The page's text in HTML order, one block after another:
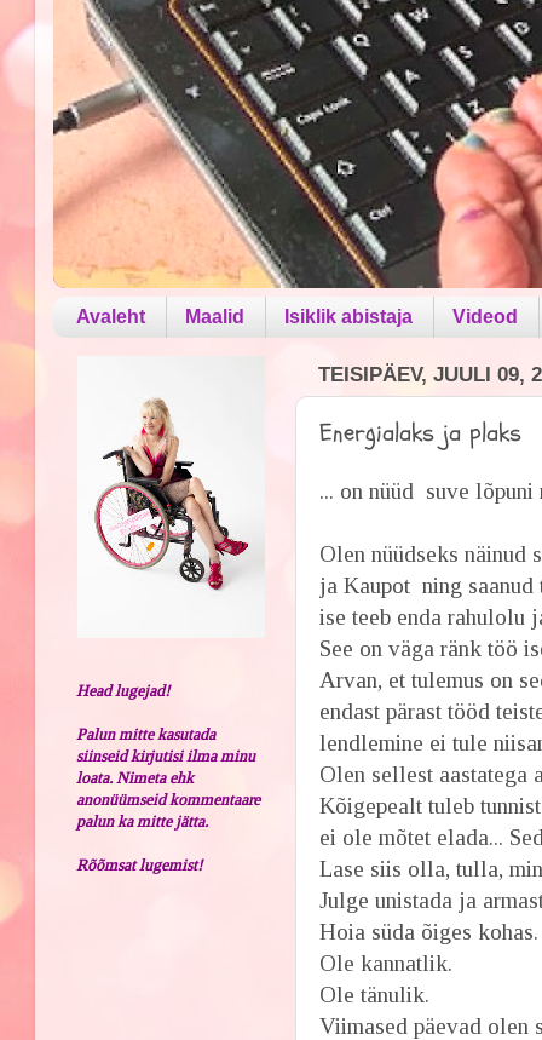
Avaleht Maalid Isiklik abistaja Videod
TEISIPÄEV, JUULI 09,
Energialaks ja plaks
... on nüüd suve
Olen nüüdseks
ja Kaupot ning saanud
ise teeb enda rahulolu
See on väga ränk töö
Arvan, et tulemus on
endast pärast tööd
lendlemine ei tule
Olen sellest aastatega
Kõigepealt tuleb
ei ole mõtet elada...
Lase siis olla, tulla,
Julge unistada ja
Hoia süda õiges kohas.
Ole kannatlik.
Ole tänulik.
Viimased päevad olen
Head lugejad!
Palun mitte kasutada
siinseid kirjutisi ilma minu
loata. Nimeta ehk
anonüümseid kommentaare
palun ka mitte jätta.
Rõõmsat lugemist!